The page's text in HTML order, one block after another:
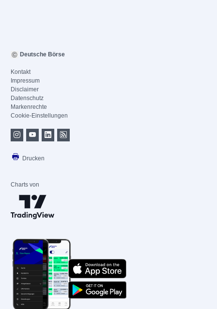
Deutsche Börse
Kontakt
Impressum
Disclaimer
Datenschutz
Markenrechte
Cookie-Einstellungen
Drucken
Charts von